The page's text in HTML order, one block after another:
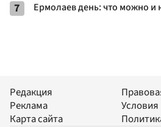
7 Ермолаев день: что можно и
Редакция
Реклама
Карта сайта